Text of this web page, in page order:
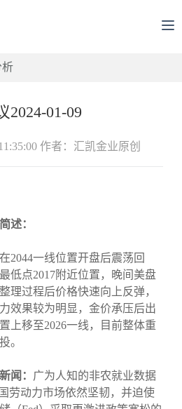
析
2024-01-09
作者：汇凯金业原创
述：
2044一线位置开盘后震荡回
低点2017附近位置，晚间美盘
理过程后价格快速向上反弹，
效果较为明显，金价承压后出
上移至2026一线，目前整体重
。
闻： 广为人知的非农就业数据
劳动力市场依然坚韧，并迫使